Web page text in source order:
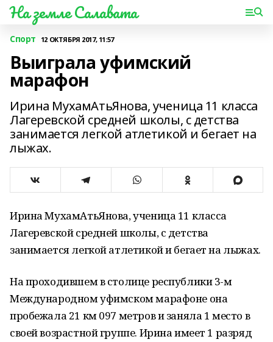
На земле Салавата
Спорт 12 ОКТЯБРЯ 2017, 11:57
Выиграла уфимский
марафон
Ирина МухамАтьЯнова, ученица 11 класса
Лагеревской средней школы, с детства
занимается легкой атлетикой и бегает на
лыжах.
Ирина МухамАтьЯнова, ученица 11 класса
Лагеревской средней школы, с детства
занимается легкой атлетикой и бегает на лыжах.
На проходившем в столице республики 3-м
Международном уфимском марафоне она
пробежала 21 км 097 метров и заняла 1 место в
своей возрастной группе. Ирина имеет 1 разряд